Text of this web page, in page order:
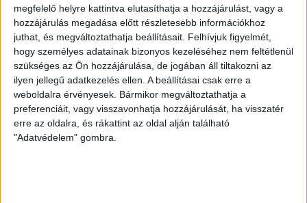
megfelelő helyre kattintva elutasíthatja a hozzájárulást, vagy a
hozzájárulás megadása előtt részletesebb információkhoz
juthat, és megváltoztathatja beállításait. Felhívjuk figyelmét,
hogy személyes adatainak bizonyos kezeléséhez nem feltétlenül
szükséges az Ön hozzájárulása, de jogában áll tiltakozni az
ilyen jellegű adatkezelés ellen. A beállításai csak erre a
weboldalra érvényesek. Bármikor megváltoztathatja a
preferenciáit, vagy visszavonhatja hozzájárulását, ha visszatér
erre az oldalra, és rákattint az oldal alján található
"Adatvédelem" gombra.
Hozzátették: “társaságunk nem rendelkezik politikai
vagy olyan üzleti kapcsolatrendszerrel, amelybármilyen
módon befolyásolhatta volna az NKA döntését”. Különös
egybeesés, hogy Kaminsky a „liberális álhírgyártás”
ellenében létrejött Zebra digitális polgári kör oszlopos
tagja.